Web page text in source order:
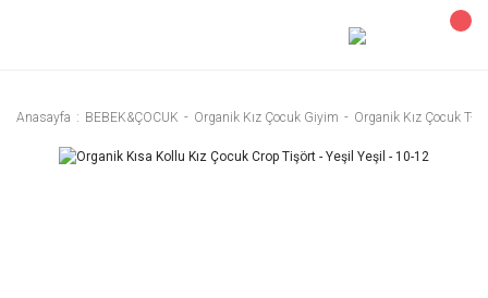
Anasayfa BEBEK&ÇOCUK Organik Kız Çocuk Giyim Organik Kız Çocuk T-